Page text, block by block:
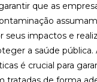
que as
seus impactos e
a saúde
é crucial para